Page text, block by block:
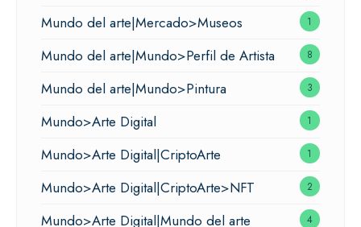
Mundo del arte|Mercado>Museos 1
Mundo del arte|Mundo>Perfil de Artista 8
Mundo del arte|Mundo>Pintura 3
Mundo>Arte Digital 1
Mundo>Arte Digital|CriptoArte 1
Mundo>Arte Digital|CriptoArte>NFT 2
Mundo>Arte Digital|Mundo del arte 4